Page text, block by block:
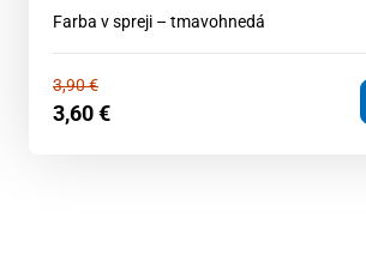
Farba v spreji – tmavohnedá
3,90€
3,60€